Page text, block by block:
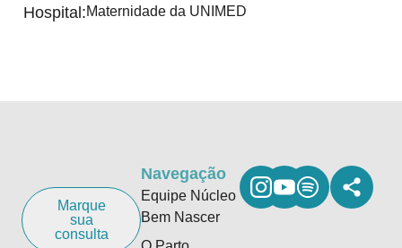
Hospital:Maternidade da UNIMED
Marque
sua
consulta
Navegação
Equipe Núcleo
Bem Nascer